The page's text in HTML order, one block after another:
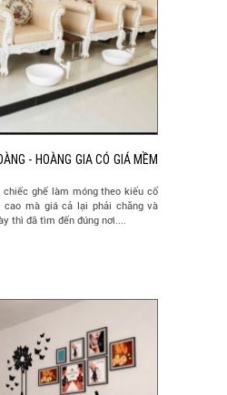
- HOÀNG GIA CÓ GIÁ MỀM
chiếc ghế làm móng theo kiểu cổ
cao mà giá cả lại phải chăng và
thì đã tìm đến đúng nơi....